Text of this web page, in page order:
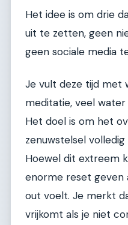
Het idee is om drie
uit te zetten, geen
geen sociale media
Je vult deze tijd met
meditatie, veel
Het doel is om het
zenuwstelsel
Hoewel dit extreem
enorme reset geven
out voelt. Je merkt
vrijkomt als je niet